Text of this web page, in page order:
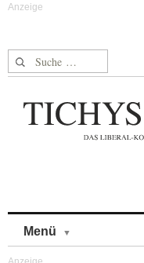
Suche nach:
Menü